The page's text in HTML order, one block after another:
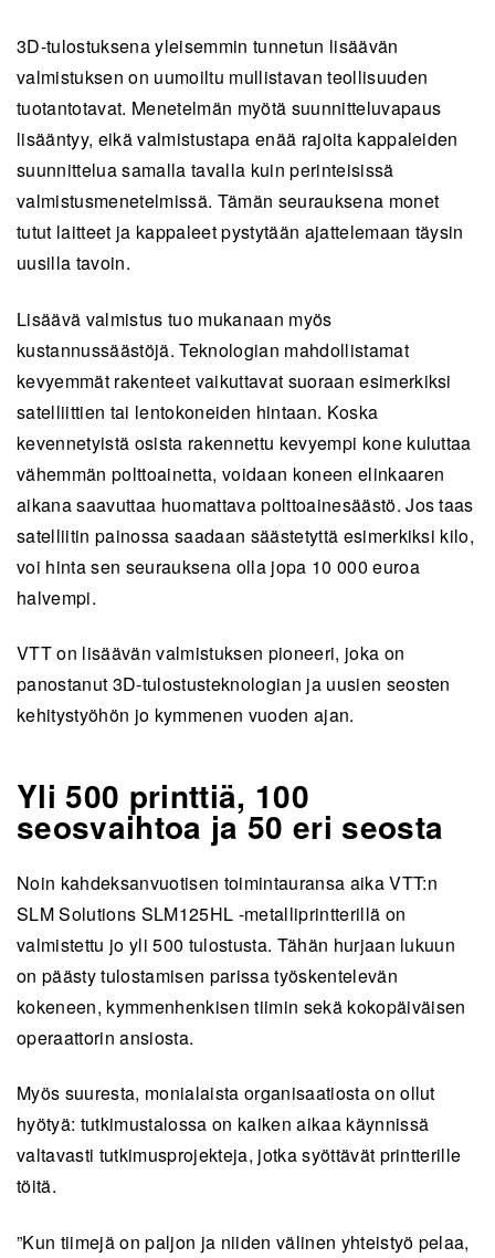
3D-tulostuksena yleisemmin tunnetun lisäävän
valmistuksen on uumoiltu mullistavan teollisuuden
tuotantotavat. Menetelmän myötä suunnitteluvapaus
lisääntyy, eikä valmistustapa enää rajoita kappaleiden
suunnittelua samalla tavalla kuin perinteisissä
valmistusmenetelmissä. Tämän seurauksena monet
tutut laitteet ja kappaleet pystytään ajattelemaan täysin
uusilla tavoin.
Lisäävä valmistus tuo mukanaan myös
kustannussäästöjä. Teknologian mahdollistamat
kevyemmät rakenteet vaikuttavat suoraan esimerkiksi
satelliittien tai lentokoneiden hintaan. Koska
kevennetyistä osista rakennettu kevyempi kone kuluttaa
vähemmän polttoainetta, voidaan koneen elinkaaren
aikana saavuttaa huomattava polttoainesäästö. Jos taas
satelliitin painossa saadaan säästetyttä esimerkiksi kilo,
voi hinta sen seurauksena olla jopa 10 000 euroa
halvempi.
VTT on lisäävän valmistuksen pioneeri, joka on
panostanut 3D-tulostusteknologian ja uusien seosten
kehitystyöhön jo kymmenen vuoden ajan.
Yli 500 printtiä, 100
seosvaihtoa ja 50 eri seosta
Noin kahdeksanvuotisen toimintauransa aika VTT:n
SLM Solutions SLM125HL -metalliprintterillä on
valmistettu jo yli 500 tulostusta. Tähän hurjaan lukuun
on päästy tulostamisen parissa työskentelevän
kokeneen, kymmenhenkisen tiimin sekä kokopäiväisen
operaattorin ansiosta.
Myös suuresta, monialaista organisaatiosta on ollut
hyötyä: tutkimustalossa on kaiken aikaa käynnissä
valtavasti tutkimusprojekteja, jotka syöttävät printterille
töitä.
”Kun tiimejä on paljon ja niiden välinen yhteistyö pelaa,